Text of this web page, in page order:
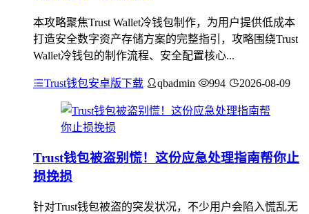
本攻略聚焦Trust Wallet冷钱包制作，为用户提供低成本
打造安全数字资产存储方案的完整指引，攻略围绕Trust
Wallet冷钱包的制作流程、安全配置核心...
Trust钱包安卓版下载 qbadmin 994 2026-08-09
Trust钱包被盗别慌！这份应急处理指南帮你止
损挽损
针对Trust钱包被盗的突发状况，不少用户会陷入慌乱无